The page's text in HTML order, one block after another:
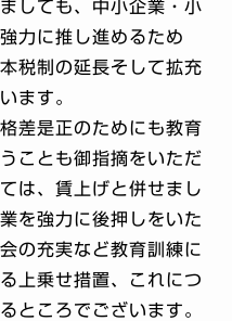
しても、中小企業・小
力に推し進めるため
税制の延長そして拡充
ます。
差是正のためにも教育
ことも御指摘をいただ
は、賃上げと併せまし
を強力に後押しをいた
の充実など教育訓練に
上乗せ措置、これにつ
ところでございます。